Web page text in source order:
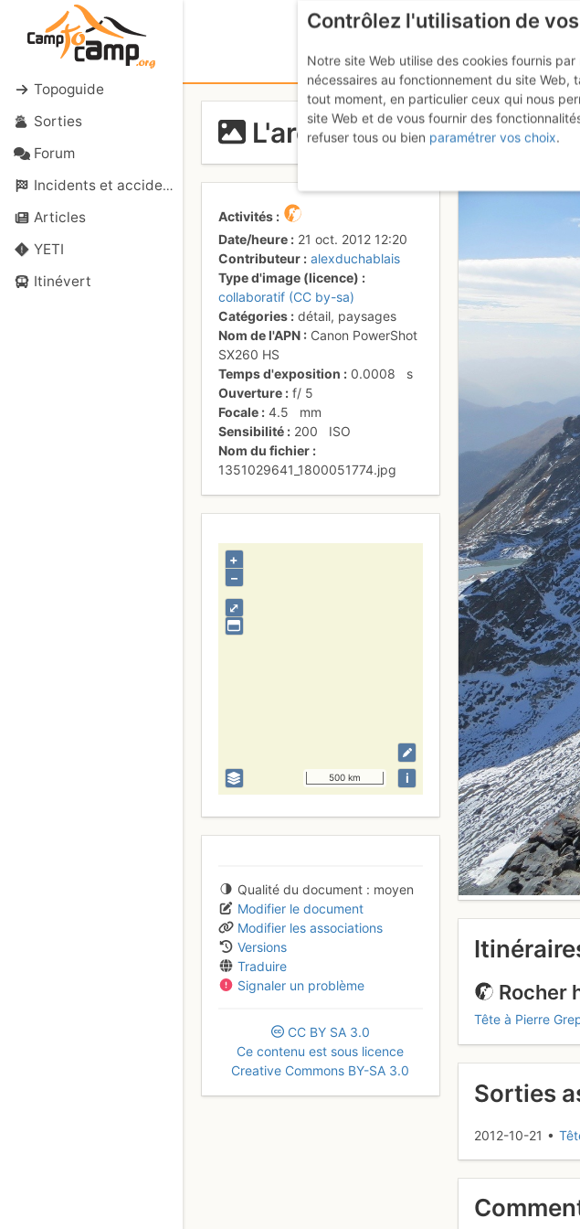
Topoguide
Sorties
Forum
Incidents et accidents
Articles
YETI
Itinévert
L'arête Vierge depuis le
Activités
Date/heure
21 oct. 2012 12:20
Contributeur
alexduchablais
Type d'image (licence)
collaboratif (CC by-sa)
Catégories
détail, paysages
Nom de l'APN
Canon PowerShot
SX260 HS
Temps d'exposition
0.0008
s
Ouverture
f/5
Focale
4.5
mm
Sensibilité
200
ISO
Nom du fichier
1351029641_1800051774.jpg
⤢
+
–
500 km i
Qualité du document
moyen
Modifier le document
Modifier les associations
Versions
Traduire
Signaler un problème
CC BY SA 3.0
Ce contenu est sous licence
Creative Commons BY-SA 3.0
Rocher
Tête à Pierre
Sorties
2012-10-21 •
Contrôlez l'utilisation de
Notre site Web utilise des cookies fournis
nécessaires au fonctionnement du site
tout moment, en particulier ceux qui nous
site Web et de vous fournir des
refuser tous ou bien paramétrer vos choix.